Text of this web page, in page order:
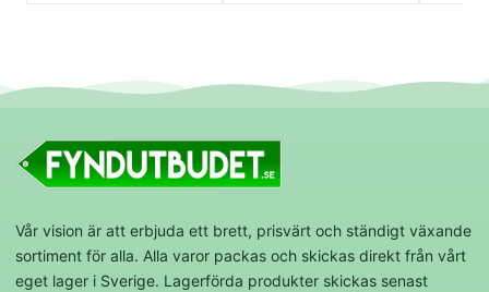
Vår vision är att erbjuda ett brett, prisvärt och ständigt växande
sortiment för alla. Alla varor packas och skickas direkt från vårt
eget lager i Sverige. Lagerförda produkter skickas senast